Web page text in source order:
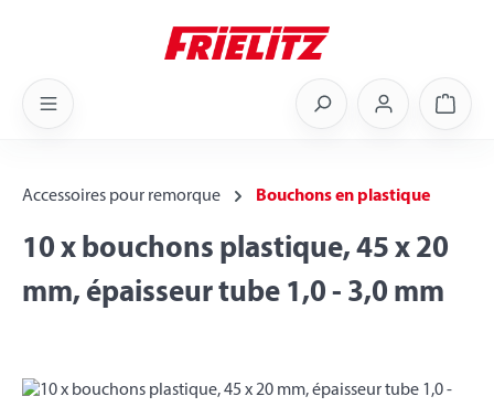
Accessoires pour remorque Bouchons en plastique
10 x bouchons plastique, 45 x 20
mm, épaisseur tube 1,0 - 3,0 mm
Skip image gallery